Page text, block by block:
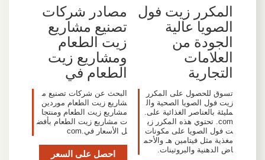
المكرر زيت فول
الصويا عالية
الجودة من
العلامات
التجارية
تسوق للحصول على المكرر
زيت فول الصويا الصحية وال
مليئة بالعناصر الغذائية على.
com. تحتوي هذه المكرر زي
ت فول الصويا على مكونات
مغذية مثل فيتامين هـ والأحم
اض الدهنية والبروتينات.
مصادر شركات
تصنيع مشاريع
زيت الطعام
ومشاريع زيت
الطعام في
البحث عن شركات تصنيع م
شاريع زيت الطعام موردين
مشاريع زيت الطعام ومنتجا
ت مشاريع زيت الطعام بأفض
ل الأسعار في.com
احصل على السعر